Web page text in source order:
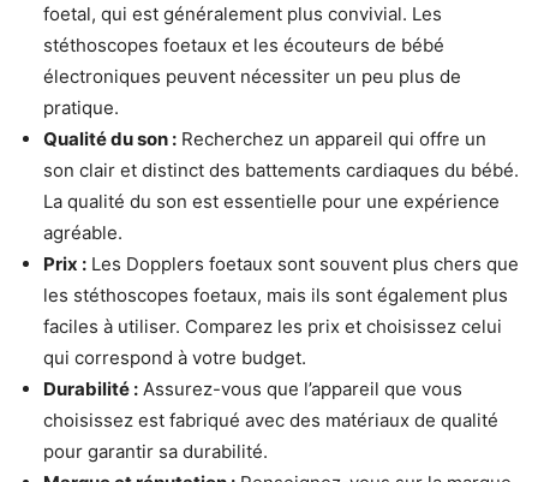
foetal, qui est généralement plus convivial. Les
stéthoscopes foetaux et les écouteurs de bébé
électroniques peuvent nécessiter un peu plus de
pratique.
Qualité du son : Recherchez un appareil qui offre un
son clair et distinct des battements cardiaques du bébé.
La qualité du son est essentielle pour une expérience
agréable.
Prix : Les Dopplers foetaux sont souvent plus chers que
les stéthoscopes foetaux, mais ils sont également plus
faciles à utiliser. Comparez les prix et choisissez celui
qui correspond à votre budget.
Durabilité : Assurez-vous que l’appareil que vous
choisissez est fabriqué avec des matériaux de qualité
pour garantir sa durabilité.